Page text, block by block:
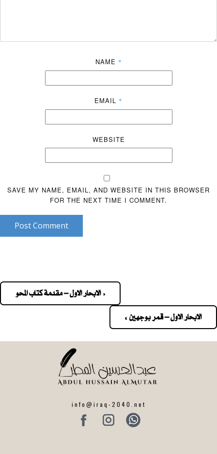
NAME *
EMAIL *
WEBSITE
SAVE MY NAME, EMAIL, AND WEBSITE IN THIS BROWSER
FOR THE NEXT TIME I COMMENT.
Post Comment
navigation
« الابحار الاول – مقدمة كتاب المحو
الابحار الاول – قمر بوجهين »
info@iraq-2040.net